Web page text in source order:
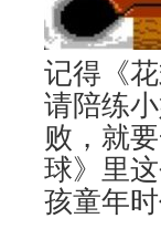
记得《
请陪练
败，就
球》里
孩童年时